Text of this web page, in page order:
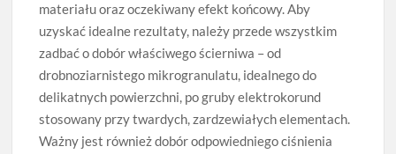
materiału oraz oczekiwany efekt końcowy. Aby
uzyskać idealne rezultaty, należy przede wszystkim
zadbać o dobór właściwego ścierniwa – od
drobnoziarnistego mikrogranulatu, idealnego do
delikatnych powierzchni, po gruby elektrokorund
stosowany przy twardych, zardzewiałych elementach.
Ważny jest również dobór odpowiedniego ciśnienia